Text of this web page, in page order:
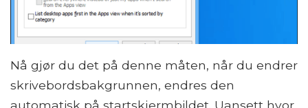
Nå gjør du det på denne måten, når du endrer
skrivebordsbakgrunnen, endres den
automatisk på startskjermbildet. Uansett hvor